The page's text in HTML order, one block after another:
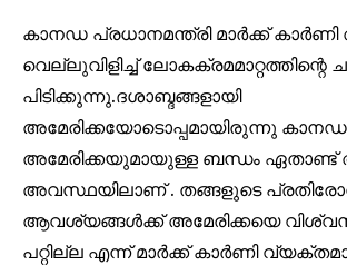
കാനഡ പ്രധാനമന്ത്രി മാർക്ക് കാർണി
വെല്ലുവിളിച്ച് ലോകക്രമമാറ്റത്തിന്റെ
പിടിക്കുന്നു.ദശാബ്ദങ്ങളായി
അമേരിക്കയോടൊപ്പമായിരുന്നു
അമേരിക്കയുമായുള്ള ബന്ധം ഏതാണ്ട്
അവസ്ഥയിലാണ് . തങ്ങളുടെ
ആവശ്യങ്ങൾക്ക് അമേരിക്കയെ
പറ്റില്ല എന്ന് മാർക്ക് കാർണി